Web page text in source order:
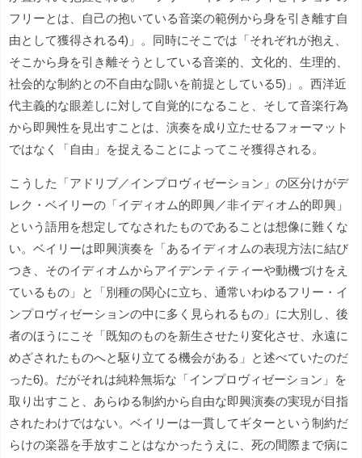
フリーとは、自己の抱いている音楽の範例から身を引き離す自
由として獲得される4)」。同時にそこでは「それぞれが抱え、
そこから身を引き離そうとしている音楽的、文化的、生理的、
社会的な制約との不自由な闘いを前提としている5)」。西洋近
代主義的な眼差しに対して自覚的になること、そして音楽行為
から即興性を見出すことは、演奏を成り立たせるフォーマット
ではなく「自由」を捉えることによってこそ獲得される。
こうした「アドリブ／インプロヴィゼーション」の区分けがデ
レク・ベイリーの「イディオム的即興／非イディオム的即興」
という語用を想定してなされたものであることは想像に難くな
い。ベイリーは即興演奏を「あるイディオムの表現方法に結び
つき、そのイディオムからアイデンティティーや動機づけをえ
ているもの」と「別種の関心に立ち、通常いわゆるフリー・イ
ンプロヴィゼーションの中に多く見られるもの」に大別し、後
者のほうにこそ「既知のものを新生させたり変化させ、永遠に
めざされたものへと駆り立てる機会がある」と述べていたのだ
った6)。だがそれは純粋無垢な「インプロヴィゼーション」を
取り出すこと、あらゆる制約から自由な即興演奏の実現が目指
されたわけではない。ベイリーは一貫してギターという制約だ
らけの楽器を手放すことはなかったうえに、死の間際まで病に